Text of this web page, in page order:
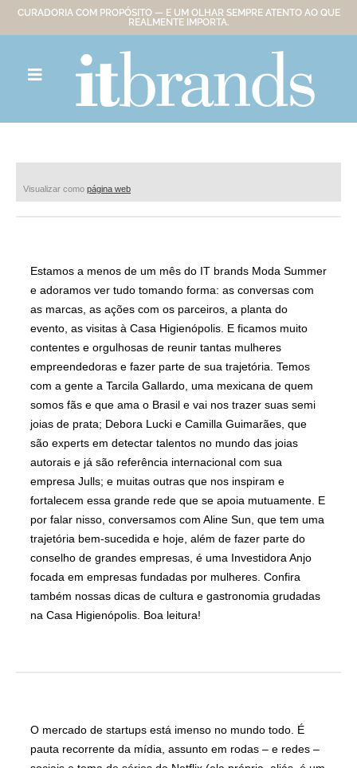
CURADORIA COM PROPÓSITO — E UM OLHAR SEMPRE ATENTO AO QUE
REALMENTE IMPORTA.